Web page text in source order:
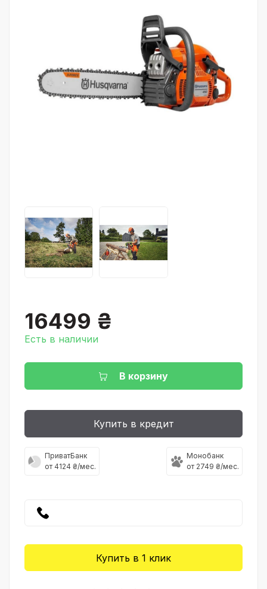
16499 ₴
Есть в наличии
В корзину
Купить в кредит
ПриватБанк
от 4124 ₴/мес.
Монобанк
от 2749 ₴/мес.
Купить в 1 клик